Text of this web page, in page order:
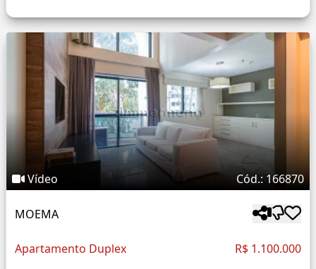
Vídeo Cód.: 166870
MOEMA
Apartamento Duplex R$ 1.100.000